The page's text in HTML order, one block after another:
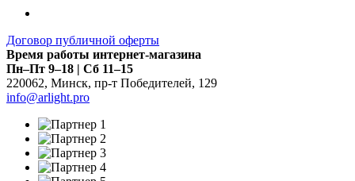
Договор публичной оферты
Время работы интернет-магазина
Пн–Пт 9–18 | Сб 11–15
220062, Минск, пр-т Победителей, 129
info@arlight.pro